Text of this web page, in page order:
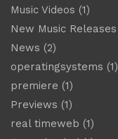
Music Videos (1)
New Music Releases
News (2)
operatingsystems (1)
premiere (1)
Previews (1)
real timeweb (1)